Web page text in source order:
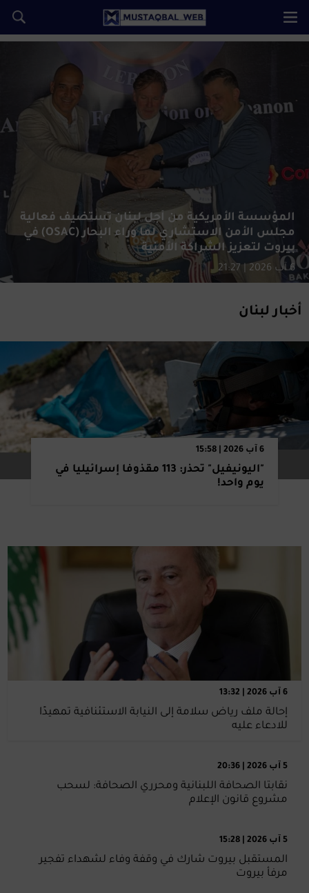
المؤسسة الأمريكية من أجل لبنان تستضيف فعالية
مجلس الأمن الاستشاري لما وراء البحار (OSAC) في
بيروت لتعزيز الشراكة الأمنية
6 آب 2026 | 21:27
أخبار لبنان
6 آب 2026 | 15:58
"اليونيفيل" تحذر: 113 مقذوفاً إسرائيلياً في
يوم واحد!
6 آب 2026 | 13:32
إحالة ملف رياض سلامة إلى النيابة الاستئنافية تمهيدًا
للادعاء عليه
5 آب 2026 | 20:36
نقابتا الصحافة اللبنانية ومحرري الصحافة: لسحب
مشروع قانون الإعلام
5 آب 2026 | 15:28
المستقبل بيروت شارك في وقفة وفاء لشهداء تفجير
مرفأ بيروت